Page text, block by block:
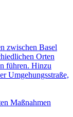
zwischen Basel
Orten
führen. Hinzu
Umgehungsstraße,